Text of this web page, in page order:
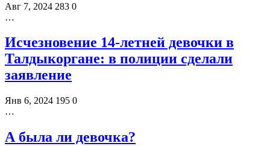
Авг 7, 2024 283 0
…
Исчезновение 14-летней девочки в
Талдыкоргане: в полиции сделали
заявление
Янв 6, 2024 195 0
…
А была ли девочка?